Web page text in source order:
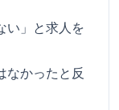
い」と求人を
なかったと反